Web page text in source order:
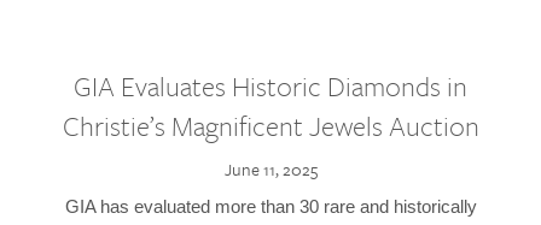
GIA Evaluates Historic Diamonds in
Christie’s Magnificent Jewels Auction
June 11, 2025
GIA has evaluated more than 30 rare and historically